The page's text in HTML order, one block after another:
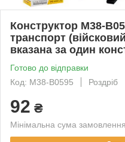
Конструктор M38-
транспорт
вказана за один
Готово до відправки
Код: M38-B0595
Роздріб
92 ₴
Мінімальна сума